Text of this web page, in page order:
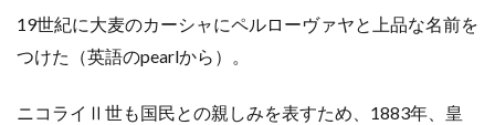
19世紀に大麦のカーシャにペルローヴァヤと上品な名前を
つけた（英語のpearlから）。
ニコライⅡ世も国民との親しみを表すため、1883年、皇